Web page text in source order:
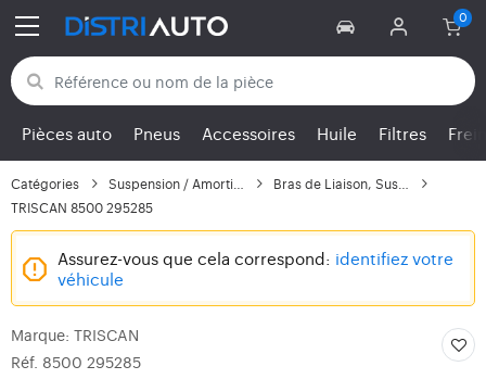
Retour aux catégories
Pièces auto Pneus Accessoires Huile Filtres
Catégories
TRISCAN 8500 295285
Assurez-vous que cela correspond: identifiez votre
véhicule
Marque: TRISCAN
Réf. 8500 295285